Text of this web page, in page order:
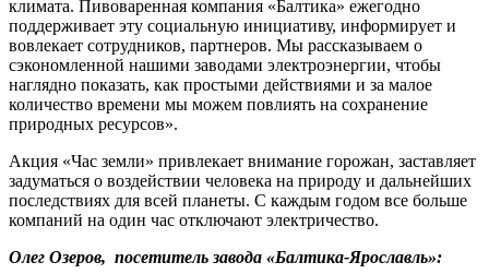
климата. Пивоваренная компания «Балтика» ежегодно
поддерживает эту социальную инициативу, информирует и
вовлекает сотрудников, партнеров. Мы рассказываем о
сэкономленной нашими заводами электроэнергии, чтобы
наглядно показать, как простыми действиями и за малое
количество времени мы можем повлиять на сохранение
природных ресурсов».
Акция «Час земли» привлекает внимание горожан, заставляет
задуматься о воздействии человека на природу и дальнейших
последствиях для всей планеты. С каждым годом все больше
компаний на один час отключают электричество.
Олег Озеров, посетитель завода «Балтика-Ярославль»: